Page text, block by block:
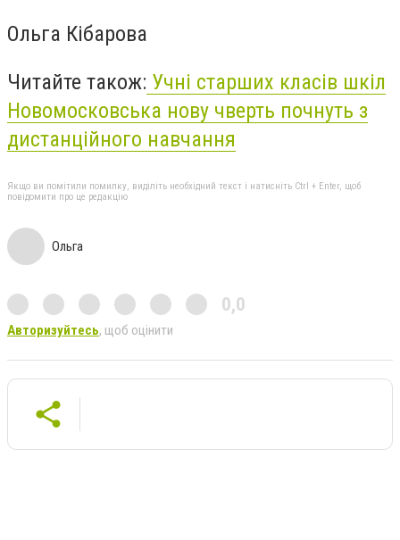
Ольга Кібарова
Читайте також: Учні старших класів шкіл
Новомосковська нову чверть почнуть з
дистанційного навчання
Якщо ви помітили помилку, виділіть необхідний текст і натисніть Ctrl + Enter, щоб
повідомити про це редакцію
Ольга
0,0
Авторизуйтесь, щоб оцінити